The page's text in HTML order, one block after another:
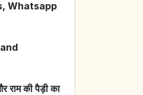
Whatsapp
राम की पैड़ी का